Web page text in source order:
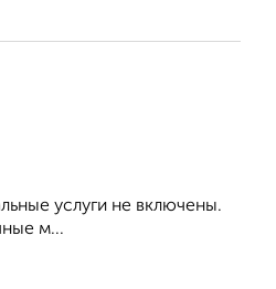
услуги не включены.
м...